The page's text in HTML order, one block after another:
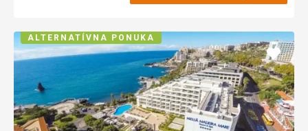
Pridať
do
ALTERNATÍVNA PONUKA